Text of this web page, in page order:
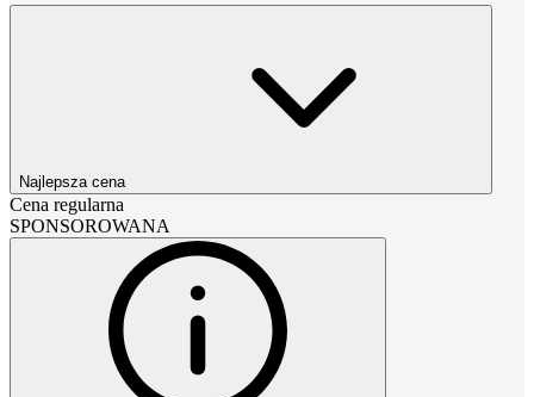
Najlepsza cena
Cena regularna
SPONSOROWANA